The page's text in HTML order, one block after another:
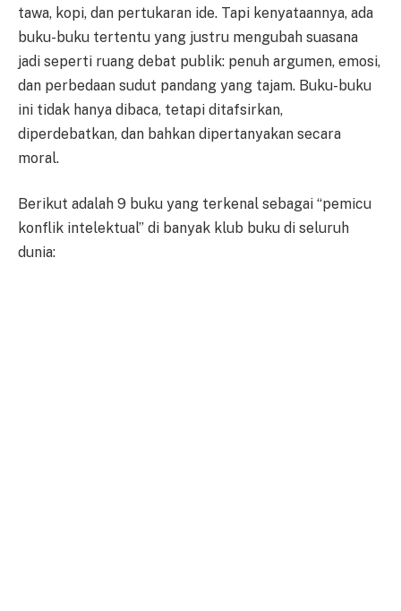
tawa, kopi, dan pertukaran ide. Tapi kenyataannya, ada
buku-buku tertentu yang justru mengubah suasana
jadi seperti ruang debat publik: penuh argumen, emosi,
dan perbedaan sudut pandang yang tajam. Buku-buku
ini tidak hanya dibaca, tetapi ditafsirkan,
diperdebatkan, dan bahkan dipertanyakan secara
moral.
Berikut adalah 9 buku yang terkenal sebagai “pemicu
konflik intelektual” di banyak klub buku di seluruh
dunia: